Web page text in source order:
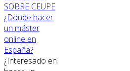
SOBRE CEUPE
¿Dónde hacer
un máster
online en
España?
¿Interesado en